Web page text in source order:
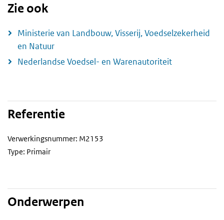
Zie ook
Ministerie van Landbouw, Visserij, Voedselzekerheid
en Natuur
Nederlandse Voedsel- en Warenautoriteit
Referentie
Verwerkingsnummer: M2153
Type: Primair
Onderwerpen